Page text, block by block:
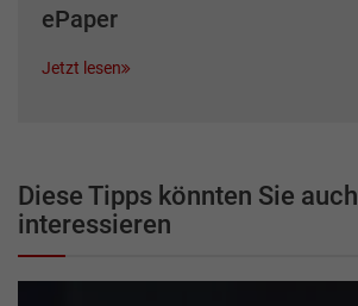
ePaper
Jetzt lesen
Diese Tipps könnten Sie auch
interessieren